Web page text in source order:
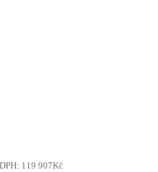
119 907Kč